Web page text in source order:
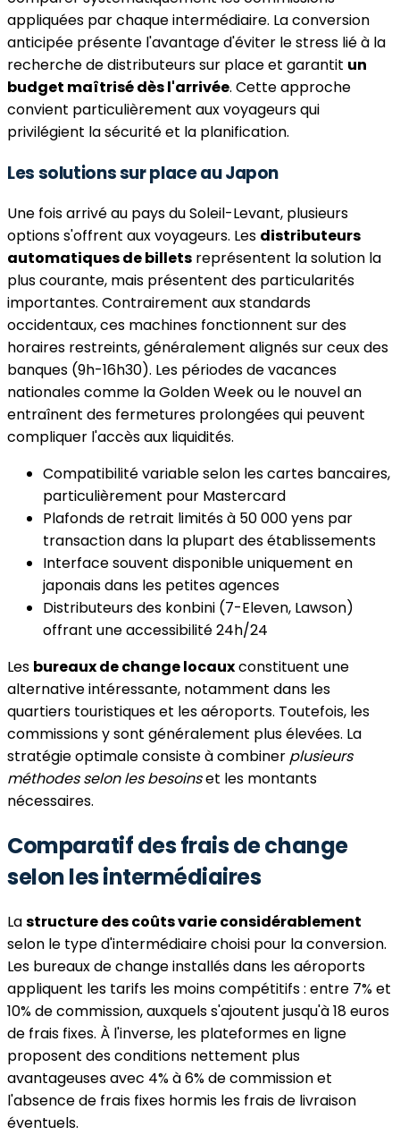
appliquées par chaque intermédiaire. La conversion
anticipée présente l'avantage d'éviter le stress lié à la
recherche de distributeurs sur place et garantit un
budget maîtrisé dès l'arrivée. Cette approche
convient particulièrement aux voyageurs qui
privilégient la sécurité et la planification.
Les solutions sur place au Japon
Une fois arrivé au pays du Soleil-Levant, plusieurs
options s'offrent aux voyageurs. Les distributeurs
automatiques de billets représentent la solution la
plus courante, mais présentent des particularités
importantes. Contrairement aux standards
occidentaux, ces machines fonctionnent sur des
horaires restreints, généralement alignés sur ceux des
banques (9h-16h30). Les périodes de vacances
nationales comme la Golden Week ou le nouvel an
entraînent des fermetures prolongées qui peuvent
compliquer l'accès aux liquidités.
Compatibilité variable selon les cartes bancaires,
particulièrement pour Mastercard
Plafonds de retrait limités à 50 000 yens par
transaction dans la plupart des établissements
Interface souvent disponible uniquement en
japonais dans les petites agences
Distributeurs des konbini (7-Eleven, Lawson)
offrant une accessibilité 24h/24
Les bureaux de change locauxconstituent une
alternative intéressante, notamment dans les
quartiers touristiques et les aéroports. Toutefois, les
commissions y sont généralement plus élevées. La
stratégie optimale consiste à combiner plusieurs
méthodes selon les besoinset les montants
nécessaires.
Comparatif des frais de change
selon les intermédiaires
Lastructure des coûts varie considérablement
selon le type d'intermédiaire choisi pour la conversion.
Les bureaux de change installés dans les aéroports
appliquent les tarifs les moins compétitifs : entre 7% et
10% de commission, auxquels s'ajoutent jusqu'à 18 euros
de frais fixes. À l'inverse, les plateformes en ligne
proposent des conditions nettement plus
avantageuses avec 4% à 6% de commission et
l'absence de frais fixes hormis les frais de livraison
éventuels.